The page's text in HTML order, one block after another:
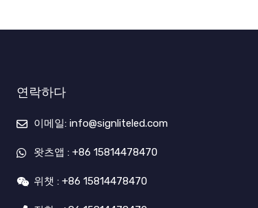
연락하다
이메일: info@signliteled.com
왓츠앱 : +86 15814478470
위챗 : +86 15814478470